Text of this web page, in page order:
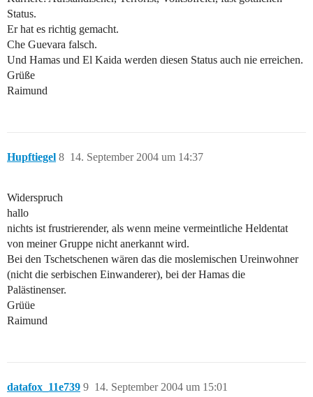
Status.
Er hat es richtig gemacht.
Che Guevara falsch.
Und Hamas und El Kaida werden diesen Status auch nie erreichen.
Grüße
Raimund
Hupftiegel 14. September 2004 um 14:37
8
Widerspruch
hallo
nichts ist frustrierender, als wenn meine vermeintliche Heldentat
von meiner Gruppe nicht anerkannt wird.
Bei den Tschetschenen wären das die moslemischen Ureinwohner
(nicht die serbischen Einwanderer), bei der Hamas die
Palästinenser.
Grüüe
Raimund
datafox_11e739 14. September 2004 um 15:01
9